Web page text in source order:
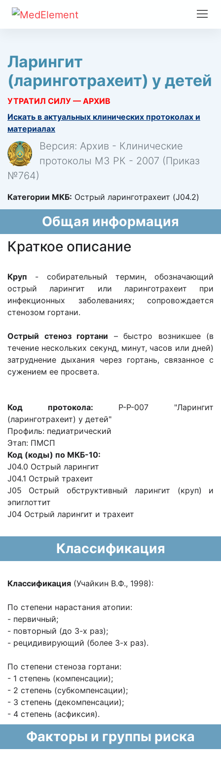
Ларингит
(ларинготрахеит) у детей
УТРАТИЛ СИЛУ — АРХИВ
Искать в актуальных клинических протоколах и
материалах
Версия: Архив - Клинические
протоколы МЗ РК - 2007 (Приказ
№764)
Категории МКБ: Острый ларинготрахеит (J04.2)
Общая информация
Краткое описание
Круп - собирательный термин, обозначающий
острый ларингит или ларинготрахеит при
инфекционных заболеваниях; сопровождается
стенозом гортани.
Острый стеноз гортани – быстро возникшее (в
течение нескольких секунд, минут, часов или дней)
затруднение дыхания через гортань, связанное с
сужением ее просвета.
Код протокола: P-P-007 "Ларингит
(ларинготрахеит) у детей"
Профиль: педиатрический
Этап: ПМСП
Код (коды) по МКБ-10:
J04.0 Острый ларингит
J04.1 Острый трахеит
J05 Острый обструктивный ларингит (круп) и
эпиглоттит
J04 Острый ларингит и трахеит
Классификация
Классификация (Учайкин В.Ф., 1998):
По степени нарастания атопии:
- первичный;
- повторный (до 3-х раз);
- рецидивирующий (более 3-х раз).
По степени стеноза гортани:
- 1 степень (компенсации);
- 2 степень (субкомпенсации);
- 3 степень (декомпенсации);
- 4 степень (асфиксия).
Факторы и группы риска